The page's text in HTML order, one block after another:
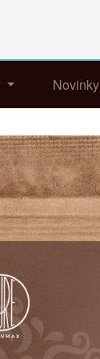
Novinky